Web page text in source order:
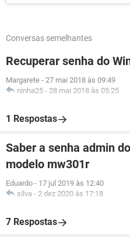
Conversas semelhantes
Recuperar senha do
Margarete - 27 mai 2018 às 09:49
ninha25 - 28 mai 2018 às 05:25
1 Respostas
Saber a senha admin
modelo mw301r
Eduardo - 17 jul 2019 às 12:40
silva - 2 dez 2020 às 17:18
7 Respostas